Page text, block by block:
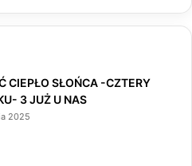
n
a
i
T
o
CIEPŁO SŁOŃCA -CZTERY
3 JUŻ U NAS
2025